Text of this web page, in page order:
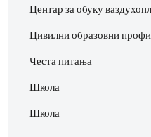
Центар за обуку
Цивилни образовни
Честа питања
Школа
Школа